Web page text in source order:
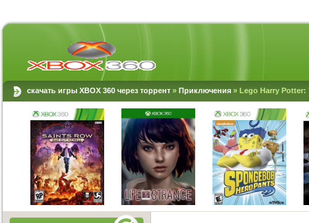
скачать игры XBOX 360 через торрент » Приключения » Lego Harry Potter: